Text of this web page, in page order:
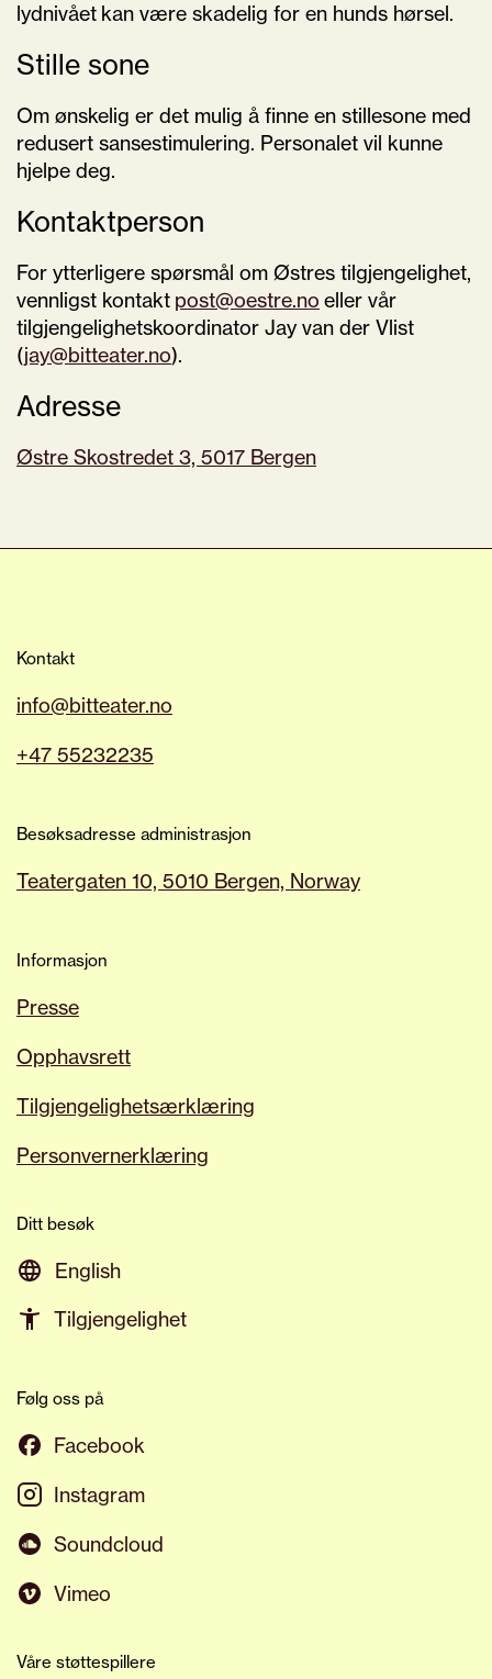
lydnivået kan være skadelig for en hunds hørsel.
Stille sone
Om ønskelig er det mulig å finne en stillesone med
redusert sansestimulering. Personalet vil kunne
hjelpe deg.
Kontaktperson
For ytterligere spørsmål om Østres tilgjengelighet,
vennligst kontakt post@oestre.no eller vår
tilgjengelighetskoordinator Jay van der Vlist
(jay@bitteater.no).
Adresse
Østre Skostredet 3, 5017 Bergen
Kontakt
info@bitteater.no
+47 55232235
Besøksadresse administrasjon
Teatergaten 10, 5010 Bergen, Norway
Informasjon
Presse
Opphavsrett
Tilgjengelighetsærklæring
Personvernerklæring
Ditt besøk
English
Tilgjengelighet
Følg oss på
Facebook
Instagram
Soundcloud
Vimeo
Våre støttespillere